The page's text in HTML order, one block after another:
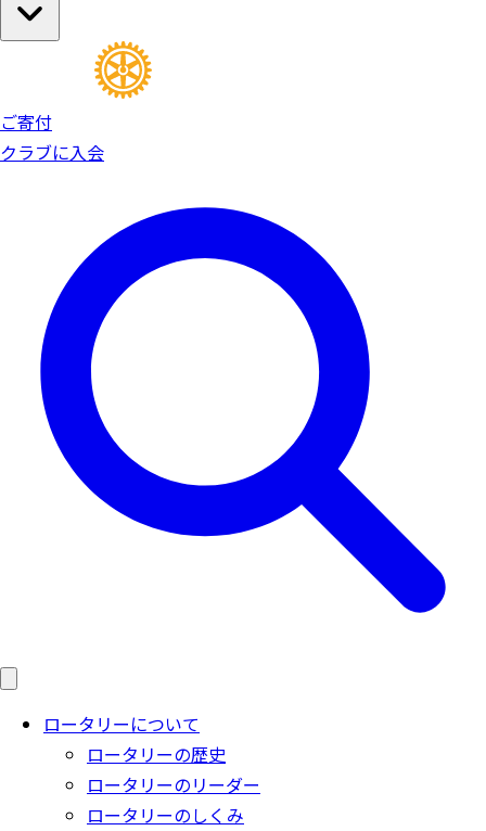
ご寄付
クラブに入会
ロータリーについて
ロータリーの歴史
ロータリーのリーダー
ロータリーのしくみ